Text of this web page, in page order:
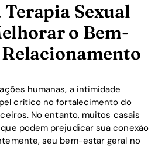
Terapia Sexual
o Bem-
humanas, a intimidade
crítico no fortalecimento do
No entanto, muitos casais
podem prejudicar sua conexão
seu bem-estar geral no